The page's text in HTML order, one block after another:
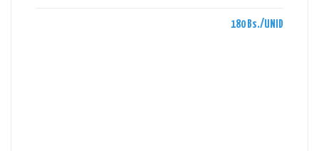
180 Bs./UNID